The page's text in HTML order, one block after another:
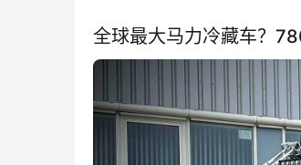
全球最大马力冷藏车？